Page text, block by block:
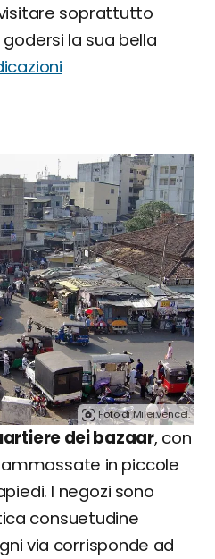
soprattutto
la sua bella
Foto di Milei.vencel.
dei bazaar, con
in piccole
I negozi sono
consuetudine
via corrisponde ad